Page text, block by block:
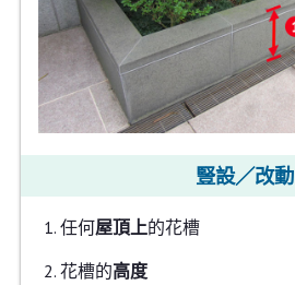
豎設／改動
任何屋頂上的花槽
花槽的高度